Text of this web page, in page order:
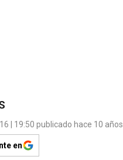
| 19:50 publicado hace 10 años
en